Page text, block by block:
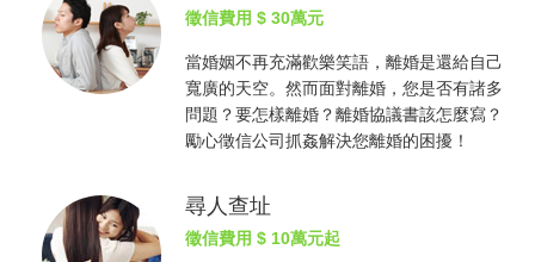
徵信費用 $ 30萬元
當婚姻不再充滿歡樂笑語，離婚是還給自己
寬廣的天空。然而面對離婚，您是否有諸多
問題？要怎樣離婚？離婚協議書該怎麼寫？
勵心徵信公司抓姦解決您離婚的困擾！
尋人查址
徵信費用 $ 10萬元起